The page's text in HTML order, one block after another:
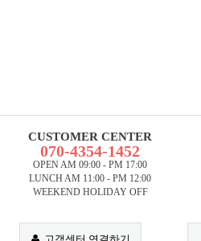
CUSTOMER CENTER
070-4354-1452
OPEN AM 09:00 - PM 17:00
LUNCH AM 11:00 - PM 12:00
WEEKEND HOLIDAY OFF